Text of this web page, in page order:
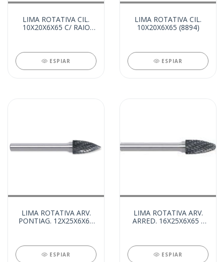
LIMA ROTATIVA CIL.
10X20X6X65 C/ RAIO
ESPIAR
LIMA ROTATIVA CIL.
10X20X6X65 (8894)
ESPIAR
LIMA ROTATIVA ARV.
PONTIAG. 12X25X6X65
ESPIAR
LIMA ROTATIVA ARV.
ARRED. 16X25X6X65 -
ESPIAR